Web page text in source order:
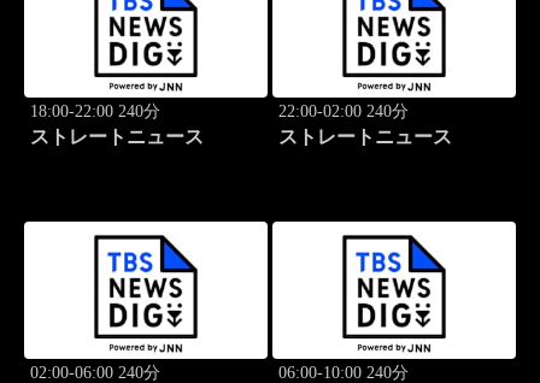
18:00-22:00 240分
ストレートニュース
22:00-02:00 240分
ストレートニュース
02:00-06:00 240分 06:00-10:00 240分